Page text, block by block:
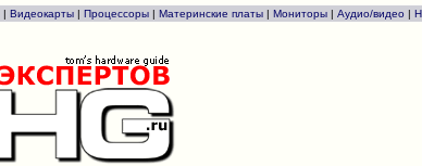
| Видеокарты | Процессоры | Материнские платы | Мониторы | Аудио/видео |